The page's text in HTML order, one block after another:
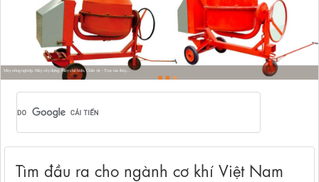
Máy nông nghiệp, Máy xây dựng, Máy chế biến, Chân vịt - Trục tàu thủy...
Tìm đầu ra cho ngành cơ khí Việt Nam